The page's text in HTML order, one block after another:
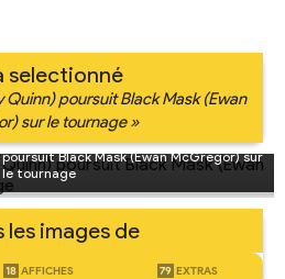
selectionné
Quinn) poursuit Black Mask (Ewan
sur le tournage »
Black Mask (Ewan McGregor) sur
le tournage
les images de
18 AFFICHES 79 EXTRAS